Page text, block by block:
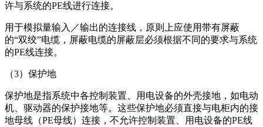
许与系统的PE线进行连接。
用于模拟量输入／输出的连接线，原则上应使用带有屏蔽
的“双绞”电缆，屏蔽电缆的屏蔽层必须根据不同的要求与系统
的PE线连接。
（3）保护地
保护地是指系统中各控制装置、用电设备的外壳接地，如电动
机、驱动器的保护接地等。这些保护地必须直接与电柜内的接
地母线（PE母线）连接，不允许控制装置、用电设备的PE线